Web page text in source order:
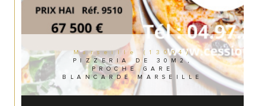
Marseille (13004)
PIZZERIA DE 30M2,
PROCHE GARE
BLANCARDE MARSEILLE